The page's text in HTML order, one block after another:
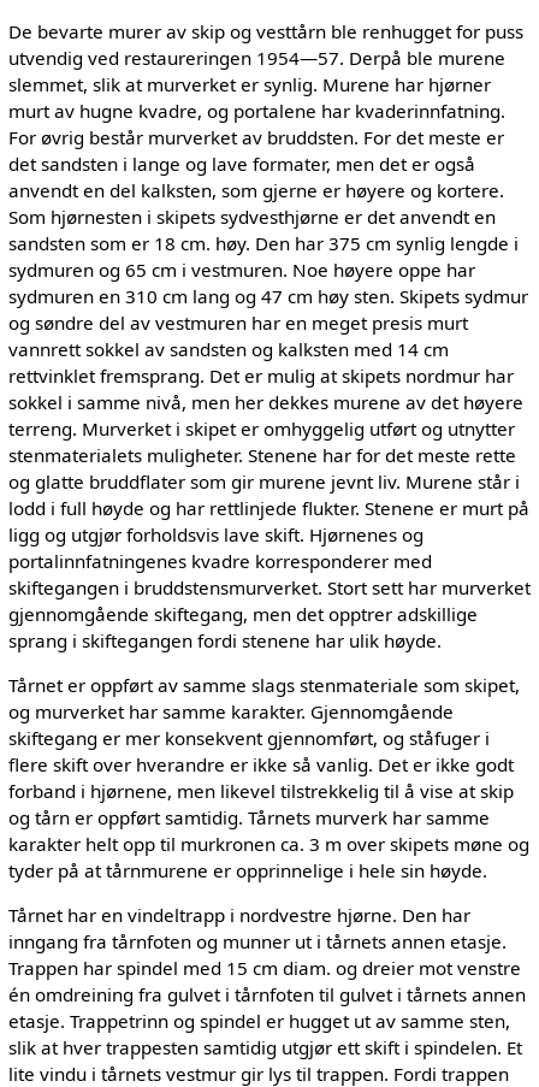
De bevarte murer av skip og vesttårn ble renhugget for puss
utvendig ved restaureringen 1954—57. Derpå ble murene
slemmet, slik at murverket er synlig. Murene har hjørner
murt av hugne kvadre, og portalene har kvaderinnfatning.
For øvrig består murverket av bruddsten. For det meste er
det sandsten i lange og lave formater, men det er også
anvendt en del kalksten, som gjerne er høyere og kortere.
Som hjørnesten i skipets sydvesthjørne er det anvendt en
sandsten som er 18 cm. høy. Den har 375 cm synlig lengde i
sydmuren og 65 cm i vestmuren. Noe høyere oppe har
sydmuren en 310 cm lang og 47 cm høy sten. Skipets sydmur
og søndre del av vestmuren har en meget presis murt
vannrett sokkel av sandsten og kalksten med 14 cm
rettvinklet fremsprang. Det er mulig at skipets nordmur har
sokkel i samme nivå, men her dekkes murene av det høyere
terreng. Murverket i skipet er omhyggelig utført og utnytter
stenmaterialets muligheter. Stenene har for det meste rette
og glatte bruddflater som gir murene jevnt liv. Murene står i
lodd i full høyde og har rettlinjede flukter. Stenene er murt på
ligg og utgjør forholdsvis lave skift. Hjørnenes og
portalinnfatningenes kvadre korresponderer med
skiftegangen i bruddstensmurverket. Stort sett har murverket
gjennomgående skiftegang, men det opptrer adskillige
sprang i skiftegangen fordi stenene har ulik høyde.
Tårnet er oppført av samme slags stenmateriale som skipet,
og murverket har samme karakter. Gjennomgående
skiftegang er mer konsekvent gjennomført, og ståfuger i
flere skift over hverandre er ikke så vanlig. Det er ikke godt
forband i hjørnene, men likevel tilstrekkelig til å vise at skip
og tårn er oppført samtidig. Tårnets murverk har samme
karakter helt opp til murkronen ca. 3 m over skipets møne og
tyder på at tårnmurene er opprinnelige i hele sin høyde.
Tårnet har en vindeltrapp i nordvestre hjørne. Den har
inngang fra tårnfoten og munner ut i tårnets annen etasje.
Trappen har spindel med 15 cm diam. og dreier mot venstre
én omdreining fra gulvet i tårnfoten til gulvet i tårnets annen
etasje. Trappetrinn og spindel er hugget ut av samme sten,
slik at hver trappesten samtidig utgjør ett skift i spindelen. Et
lite vindu i tårnets vestmur gir lys til trappen. Fordi trappen